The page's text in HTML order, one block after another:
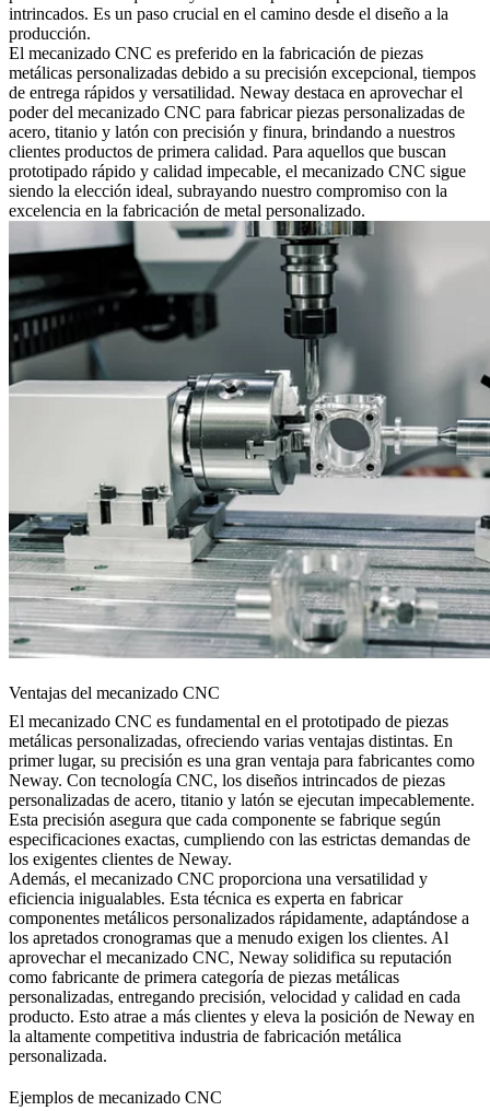
intrincados. Es un paso crucial en el camino desde el diseño a la
producción.
El mecanizado CNC es preferido en la fabricación de piezas
metálicas personalizadas debido a su precisión excepcional, tiempos
de entrega rápidos y versatilidad. Neway destaca en aprovechar el
poder del mecanizado CNC para fabricar piezas personalizadas de
acero, titanio y latón con precisión y finura, brindando a nuestros
clientes productos de primera calidad. Para aquellos que buscan
prototipado rápido y calidad impecable, el mecanizado CNC sigue
siendo la elección ideal, subrayando nuestro compromiso con la
excelencia en la fabricación de metal personalizado.
Ventajas del mecanizado CNC
El mecanizado CNC es fundamental en el prototipado de piezas
metálicas personalizadas, ofreciendo varias ventajas distintas. En
primer lugar, su precisión es una gran ventaja para fabricantes como
Neway. Con tecnología CNC, los diseños intrincados de piezas
personalizadas de acero, titanio y latón se ejecutan impecablemente.
Esta precisión asegura que cada componente se fabrique según
especificaciones exactas, cumpliendo con las estrictas demandas de
los exigentes clientes de Neway.
Además, el mecanizado CNC proporciona una versatilidad y
eficiencia inigualables. Esta técnica es experta en fabricar
componentes metálicos personalizados rápidamente, adaptándose a
los apretados cronogramas que a menudo exigen los clientes. Al
aprovechar el mecanizado CNC, Neway solidifica su reputación
como fabricante de primera categoría de piezas metálicas
personalizadas, entregando precisión, velocidad y calidad en cada
producto. Esto atrae a más clientes y eleva la posición de Neway en
la altamente competitiva industria de fabricación metálica
personalizada.
Ejemplos de mecanizado CNC